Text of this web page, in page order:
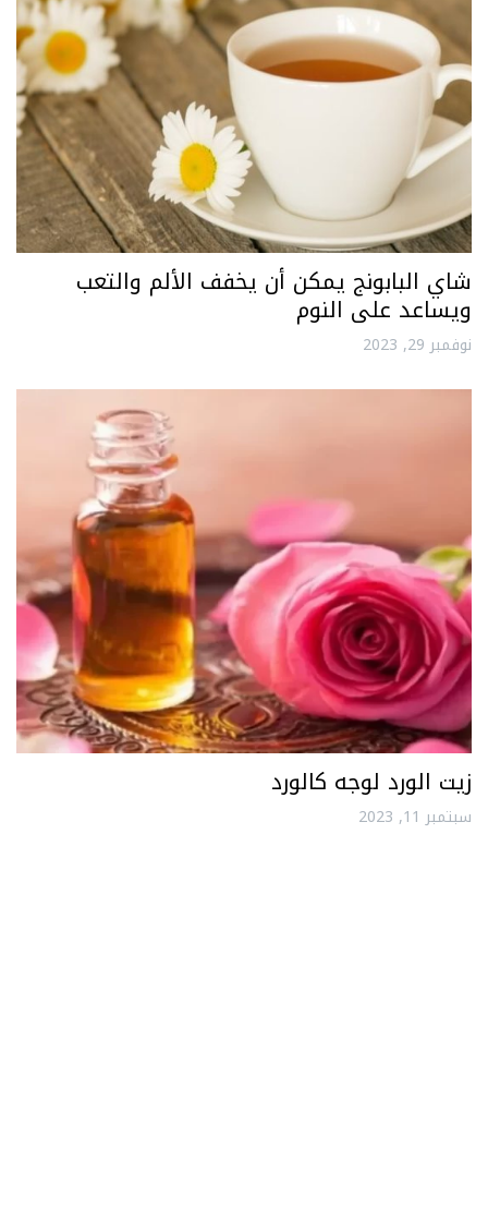
شاي البابونج يمكن أن يخفف الألم والتعب
ويساعد على النوم
نوفمبر 29, 2023
زيت الورد لوجه كالورد
سبتمبر 11, 2023